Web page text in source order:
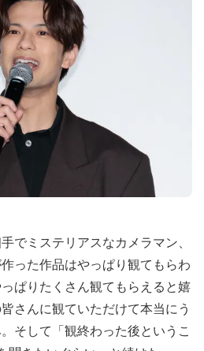
でミステリアスなカメラマン、
った作品はやっぱり観てもらわ
ぱりたくさん観てもらえると嬉
さんに観ていただけて本当にう
そして「観終わった後というこ